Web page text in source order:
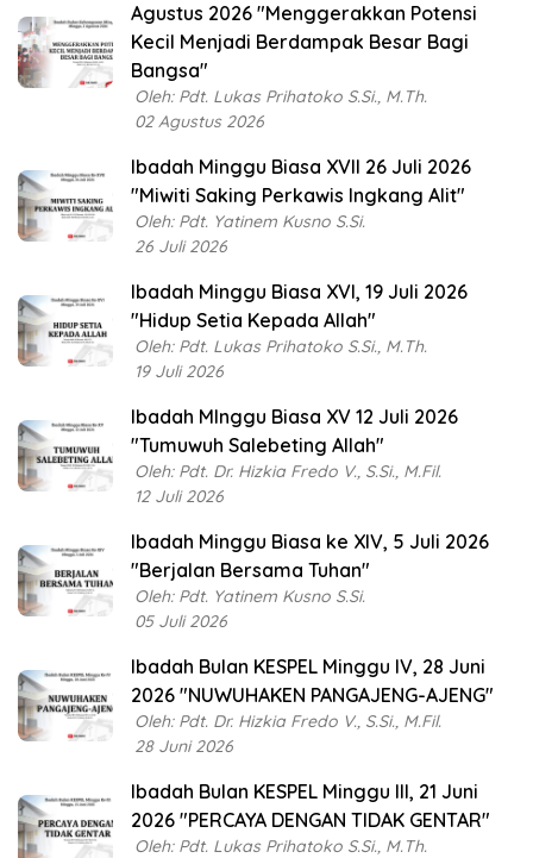
Agustus 2026 "Menggerakkan Potensi
Kecil Menjadi Berdampak Besar Bagi
Bangsa"
Oleh: Pdt. Lukas Prihatoko S.Si., M.Th.
02 Agustus 2026
Ibadah Minggu Biasa XVII 26 Juli 2026
"Miwiti Saking Perkawis Ingkang Alit"
Oleh: Pdt. Yatinem Kusno S.Si.
26 Juli 2026
Ibadah Minggu Biasa XVI, 19 Juli 2026
"Hidup Setia Kepada Allah"
Oleh: Pdt. Lukas Prihatoko S.Si., M.Th.
19 Juli 2026
Ibadah MInggu Biasa XV 12 Juli 2026
"Tumuwuh Salebeting Allah"
Oleh: Pdt. Dr. Hizkia Fredo V., S.Si., M.Fil.
12 Juli 2026
Ibadah Minggu Biasa ke XIV, 5 Juli 2026
"Berjalan Bersama Tuhan"
Oleh: Pdt. Yatinem Kusno S.Si.
05 Juli 2026
Ibadah Bulan KESPEL Minggu IV, 28 Juni
2026 "NUWUHAKEN PANGAJENG-AJENG"
Oleh: Pdt. Dr. Hizkia Fredo V., S.Si., M.Fil.
28 Juni 2026
Ibadah Bulan KESPEL Minggu III, 21 Juni
2026 "PERCAYA DENGAN TIDAK GENTAR"
Oleh: Pdt. Lukas Prihatoko S.Si., M.Th.